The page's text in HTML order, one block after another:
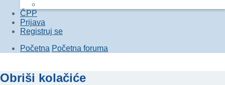
ČPP
Prijava
Registruj se
Početna Početna foruma
Obriši kolačiće